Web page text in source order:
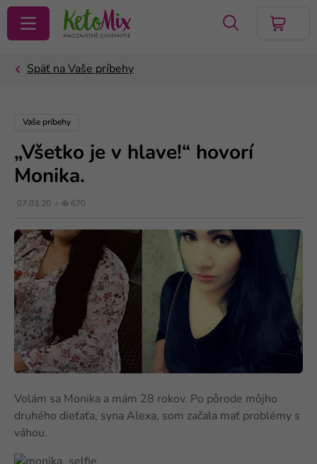
VYHĽADAŤ
Vaše príbehy
„Všetko je v hlave!“ hovorí
Monika.
07.03.20 670
Volám sa Monika a mám 28 rokov. Po pôrode môjho
druhého dieťaťa, syna Alexa, som začala mať problémy s
váhou.